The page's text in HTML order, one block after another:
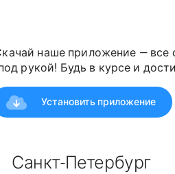
наше приложение — все
рукой! Будь в курсе и
Установить приложение
Санкт-Петербург